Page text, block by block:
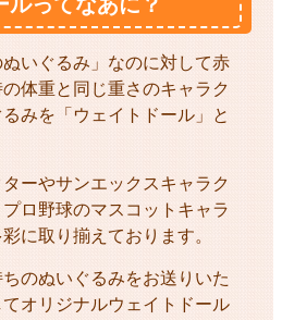
いぐるみ」なのに対して赤
体重と同じ重さのキャラク
みを「ウェイトドール」と
ーやサンエックスキャラク
ロ野球のマスコットキャラ
に取り揃えております。
のぬいぐるみをお送りいた
オリジナルウェイトドール